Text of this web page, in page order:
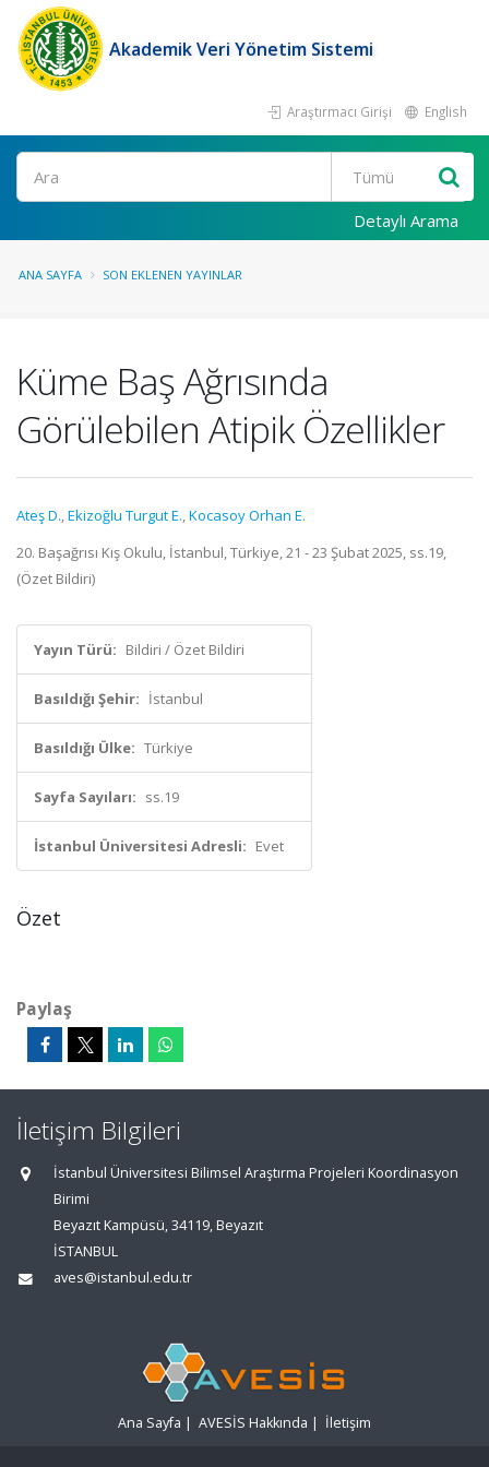
Akademik Veri Yönetim Sistemi
Araştırmacı Girişi English
Ara
Detaylı Arama
ANA SAYFA SON EKLENEN YAYINLAR
Küme Baş Ağrısında
Görülebilen Atipik Özellikler
Ateş D.,Ekizoğlu Turgut E.,Kocasoy Orhan E.
20. Başağrısı Kış Okulu, İstanbul, Türkiye, 21 - 23 Şubat 2025, ss.19,
(Özet Bildiri)
Yayın Türü: Bildiri / Özet Bildiri
Basıldığı Şehir: İstanbul
Basıldığı Ülke: Türkiye
Sayfa Sayıları: ss.19
İstanbul Üniversitesi Adresli: Evet
Özet
Paylaş
İletişim Bilgileri
İstanbul Üniversitesi Bilimsel Araştırma Projeleri Koordinasyon
Birimi
Beyazıt Kampüsü, 34119, Beyazıt
İSTANBUL
aves@istanbul.edu.tr
Ana Sayfa | AVESİS Hakkında | İletişim